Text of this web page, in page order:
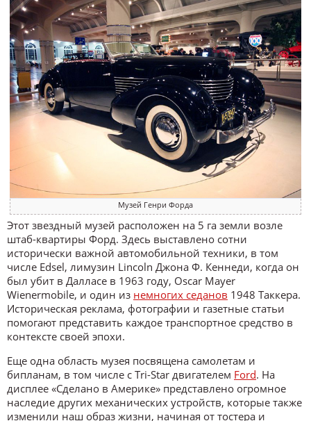
Музей Генри Форда
Этот звездный музей расположен на 5 га земли возле
штаб-квартиры Форд. Здесь выставлено сотни
исторически важной автомобильной техники, в том
числе Edsel, лимузин Lincoln Джона Ф. Кеннеди, когда он
был убит в Далласе в 1963 году, Oscar Mayer
Wienermobile, и один из немногих седанов 1948 Таккера.
Историческая реклама, фотографии и газетные статьи
помогают представить каждое транспортное средство в
контексте своей эпохи.
Еще одна область музея посвящена самолетам и
бипланам, в том числе с Tri-Star двигателем Ford. На
дисплее «Сделано в Америке» представлено огромное
наследие других механических устройств, которые также
изменили наш образ жизни, начиная от тостера и